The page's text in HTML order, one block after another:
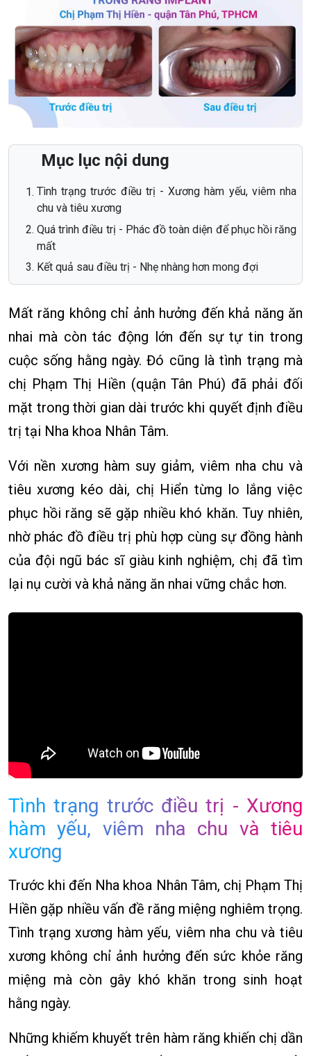
Mục lục nội dung
Tình trạng trước điều trị - Xương hàm yếu, viêm nha
chu và tiêu xương
Quá trình điều trị - Phác đồ toàn diện để phục hồi răng
mất
Kết quả sau điều trị - Nhẹ nhàng hơn mong đợi
Mất răng không chỉ ảnh hưởng đến khả năng ăn
nhai mà còn tác động lớn đến sự tự tin trong
cuộc sống hằng ngày. Đó cũng là tình trạng mà
chị Phạm Thị Hiền (quận Tân Phú) đã phải đối
mặt trong thời gian dài trước khi quyết định điều
trị tại Nha khoa Nhân Tâm.
Với nền xương hàm suy giảm, viêm nha chu và
tiêu xương kéo dài, chị Hiển từng lo lắng việc
phục hồi răng sẽ gặp nhiều khó khăn. Tuy nhiên,
nhờ phác đồ điều trị phù hợp cùng sự đồng hành
của đội ngũ bác sĩ giàu kinh nghiệm, chị đã tìm
lại nụ cười và khả năng ăn nhai vững chắc hơn.
Tình trạng trước điều trị - Xương
hàm yếu, viêm nha chu và tiêu
xương
Trước khi đến Nha khoa Nhân Tâm, chị Phạm Thị
Hiền gặp nhiều vấn đề răng miệng nghiêm trọng.
Tình trạng xương hàm yếu, viêm nha chu và tiêu
xương không chỉ ảnh hưởng đến sức khỏe răng
miệng mà còn gây khó khăn trong sinh hoạt
hằng ngày.
Những khiếm khuyết trên hàm răng khiến chị dần